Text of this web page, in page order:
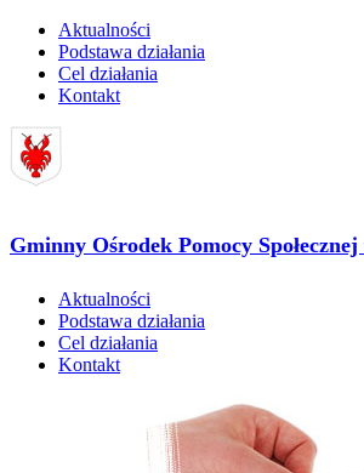
Aktualności
Podstawa działania
Cel działania
Kontakt
Gminny Ośrodek Pomocy
Aktualności
Podstawa działania
Cel działania
Kontakt